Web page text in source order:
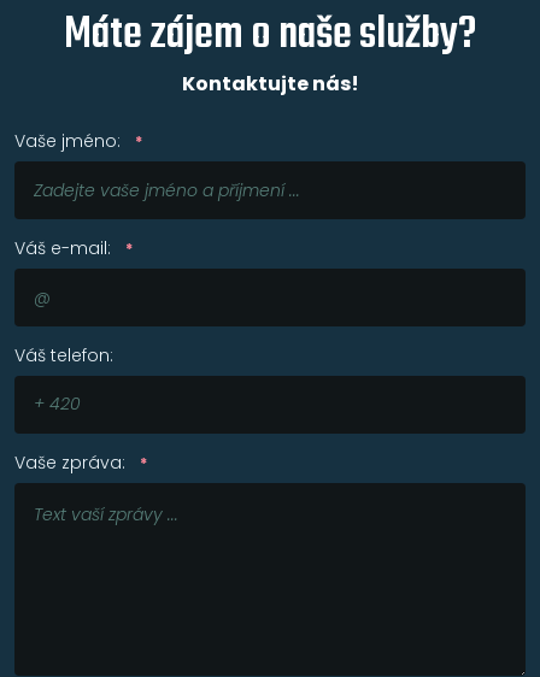
Máte zájem o naše služby?
Kontaktujte nás!
Vaše jméno: *
Váš e-mail: *
Váš telefon:
Vaše zpráva: *